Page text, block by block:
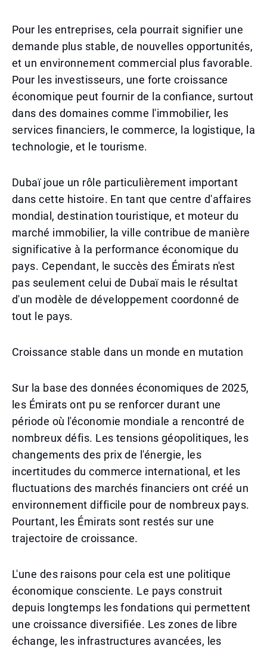
Pour les entreprises, cela pourrait signifier une
demande plus stable, de nouvelles opportunités,
et un environnement commercial plus favorable.
Pour les investisseurs, une forte croissance
économique peut fournir de la confiance, surtout
dans des domaines comme l'immobilier, les
services financiers, le commerce, la logistique, la
technologie, et le tourisme.
Dubaï joue un rôle particulièrement important
dans cette histoire. En tant que centre d'affaires
mondial, destination touristique, et moteur du
marché immobilier, la ville contribue de manière
significative à la performance économique du
pays. Cependant, le succès des Émirats n'est
pas seulement celui de Dubaï mais le résultat
d'un modèle de développement coordonné de
tout le pays.
Croissance stable dans un monde en mutation
Sur la base des données économiques de 2025,
les Émirats ont pu se renforcer durant une
période où l'économie mondiale a rencontré de
nombreux défis. Les tensions géopolitiques, les
changements des prix de l'énergie, les
incertitudes du commerce international, et les
fluctuations des marchés financiers ont créé un
environnement difficile pour de nombreux pays.
Pourtant, les Émirats sont restés sur une
trajectoire de croissance.
L'une des raisons pour cela est une politique
économique consciente. Le pays construit
depuis longtemps les fondations qui permettent
une croissance diversifiée. Les zones de libre
échange, les infrastructures avancées, les